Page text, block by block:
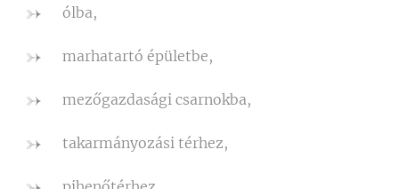
ólba,
marhatartó épületbe,
mezőgazdasági csarnokba,
takarmányozási térhez,